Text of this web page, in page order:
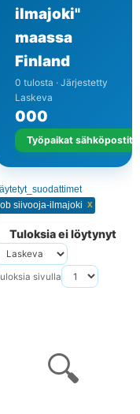
ilmajoki"
maassa
Finland
0 tulosta · Järjestetty
Laskeva
000
Työpaikat
siivooja-ilmajoki x
Tuloksia ei löytynyt
sivulla
🔍